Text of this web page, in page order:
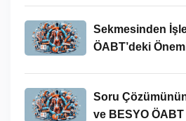
Sekmesinden
ÖABT’deki
Soru
ve BESYO ÖABT